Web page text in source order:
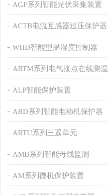
AGF系列智能光伏采集装置
ACTB电流互感器过压保护器
WHD智能型温湿度控制器
ARTM系列电气接点在线测温
ALP智能保护装置
ARD系列智能电动机保护器
ARTU系列三遥单元
AMB系列智能母线监测
AM系列微机保护装置